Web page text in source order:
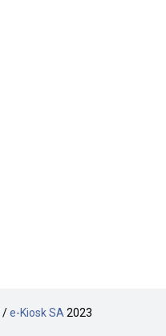
/e-Kiosk SA 2023